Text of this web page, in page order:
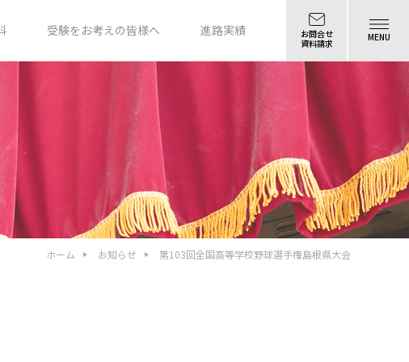
受験をお考えの皆様へ 進路実績
お問合せ
資料請求
MENU
ホーム お知らせ 第103回全国高等学校野球選手権島根県大会